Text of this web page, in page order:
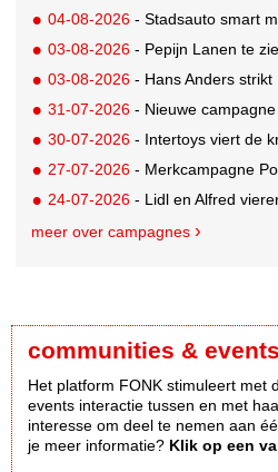
04-08-2026 - Stadsauto smart maakt zijn rentree op
03-08-2026 - Pepijn Lanen te zien in
03-08-2026 - Hans Anders strikt Lee
31-07-2026 - Nieuwe campagne Ziggo lanceert Elise
30-07-2026 - Intertoys viert de kracht van fandoms met
27-07-2026 - Merkcampagne Poows schaalt
24-07-2026 - Lidl en Alfred vieren
meer over campagnes
communities & events
Het platform FONK stimuleert met
events interactie tussen en met
interesse om deel te nemen aan
je meer informatie? Klik op een